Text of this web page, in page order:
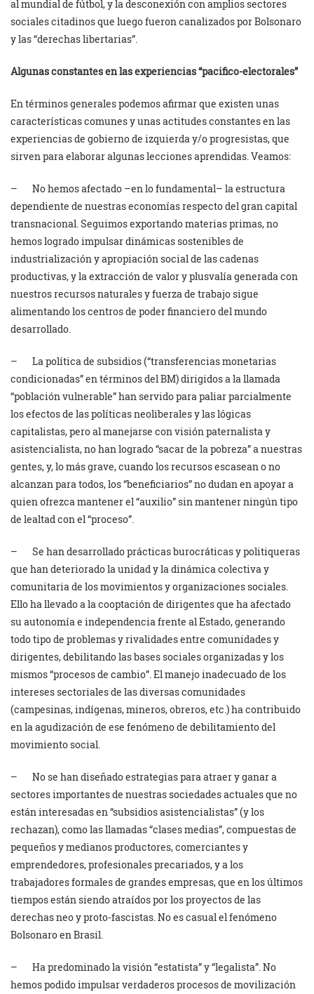
al mundial de fútbol, y la desconexión con amplios sectores
sociales citadinos que luego fueron canalizados por Bolsonaro
y las “derechas libertarias”.
Algunas constantes en las experiencias “pacifico-electorales”
En términos generales podemos afirmar que existen unas
características comunes y unas actitudes constantes en las
experiencias de gobierno de izquierda y/o progresistas, que
sirven para elaborar algunas lecciones aprendidas. Veamos:
– No hemos afectado –en lo fundamental– la estructura
dependiente de nuestras economías respecto del gran capital
transnacional. Seguimos exportando materias primas, no
hemos logrado impulsar dinámicas sostenibles de
industrialización y apropiación social de las cadenas
productivas, y la extracción de valor y plusvalía generada con
nuestros recursos naturales y fuerza de trabajo sigue
alimentando los centros de poder financiero del mundo
desarrollado.
– La política de subsidios (“transferencias monetarias
condicionadas” en términos del BM) dirigidos a la llamada
“población vulnerable” han servido para paliar parcialmente
los efectos de las políticas neoliberales y las lógicas
capitalistas, pero al manejarse con visión paternalista y
asistencialista, no han logrado “sacar de la pobreza” a nuestras
gentes, y, lo más grave, cuando los recursos escasean o no
alcanzan para todos, los “beneficiarios” no dudan en apoyar a
quien ofrezca mantener el “auxilio” sin mantener ningún tipo
de lealtad con el “proceso”.
– Se han desarrollado prácticas burocráticas y politiqueras
que han deteriorado la unidad y la dinámica colectiva y
comunitaria de los movimientos y organizaciones sociales.
Ello ha llevado a la cooptación de dirigentes que ha afectado
su autonomía e independencia frente al Estado, generando
todo tipo de problemas y rivalidades entre comunidades y
dirigentes, debilitando las bases sociales organizadas y los
mismos “procesos de cambio”. El manejo inadecuado de los
intereses sectoriales de las diversas comunidades
(campesinas, indígenas, mineros, obreros, etc.) ha contribuido
en la agudización de ese fenómeno de debilitamiento del
movimiento social.
– No se han diseñado estrategias para atraer y ganar a
sectores importantes de nuestras sociedades actuales que no
están interesadas en “subsidios asistencialistas” (y los
rechazan), como las llamadas “clases medias”, compuestas de
pequeños y medianos productores, comerciantes y
emprendedores, profesionales precariados, y a los
trabajadores formales de grandes empresas, que en los últimos
tiempos están siendo atraídos por los proyectos de las
derechas neo y proto-fascistas. No es casual el fenómeno
Bolsonaro en Brasil.
– Ha predominado la visión “estatista” y “legalista”. No
hemos podido impulsar verdaderos procesos de movilización